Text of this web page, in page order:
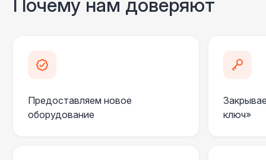
Почему нам доверяют
Предоставляем новое
оборудование
ключ»